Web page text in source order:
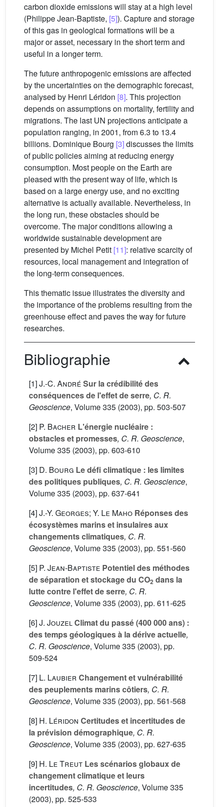
carbon dioxide emissions will stay at a high level
(Philippe Jean-Baptiste, [5]). Capture and storage
of this gas in geological formations will be a
major or asset, necessary in the short term and
useful in a longer term.
The future anthropogenic emissions are affected
by the uncertainties on the demographic forecast,
analysed by Henri Léridon [8]. This projection
depends on assumptions on mortality, fertility and
migrations. The last UN projections anticipate a
population ranging, in 2001, from 6.3 to 13.4
billions. Dominique Bourg [3]discusses the limits
of public policies aiming at reducing energy
consumption. Most people on the Earth are
pleased with the present way of life, which is
based on a large energy use, and no exciting
alternative is actually available. Nevertheless, in
the long run, these obstacles should be
overcome. The major conditions allowing a
worldwide sustainable development are
presented by Michel Petit [11]: relative scarcity of
resources, local management and integration of
the long-term consequences.
This thematic issue illustrates the diversity and
the importance of the problems resulting from the
greenhouse effect and paves the way for future
researches.
Bibliographie
[1]J.-C. André Sur la crédibilité des
conséquences de l'effet de serre, C. R.
Geoscience, Volume 335 (2003), pp. 503-507
[2] P. Bacher L'énergie nucléaire :
obstacles et promesses, C. R. Geoscience,
Volume 335 (2003), pp. 603-610
[3] D. Bourg Le défi climatique : les limites
des politiques publiques, C. R. Geoscience,
Volume 335 (2003), pp. 637-641
[4]J.-Y. Georges; Y. Le Maho Réponses des
écosystèmes marins et insulaires aux
changements climatiques, C. R.
Geoscience, Volume 335 (2003), pp. 551-560
[5] P. Jean-Baptiste Potentiel des méthodes
de séparation et stockage du CO2 dans la
lutte contre l'effet de serre, C. R.
Geoscience, Volume 335 (2003), pp. 611-625
[6]J. JouzelClimat du passé (400 000 ans) :
des temps géologiques à la dérive actuelle,
C. R. Geoscience, Volume 335 (2003), pp.
509-524
[7] L. Laubier Changement et vulnérabilité
des peuplements marins côtiers, C. R.
Geoscience, Volume 335 (2003), pp. 561-568
[8] H. Léridon Certitudes et incertitudes de
la prévision démographique, C. R.
Geoscience, Volume 335 (2003), pp. 627-635
[9] H. Le Treut Les scénarios globaux de
changement climatique et leurs
incertitudes, C. R. Geoscience, Volume 335
(2003), pp. 525-533